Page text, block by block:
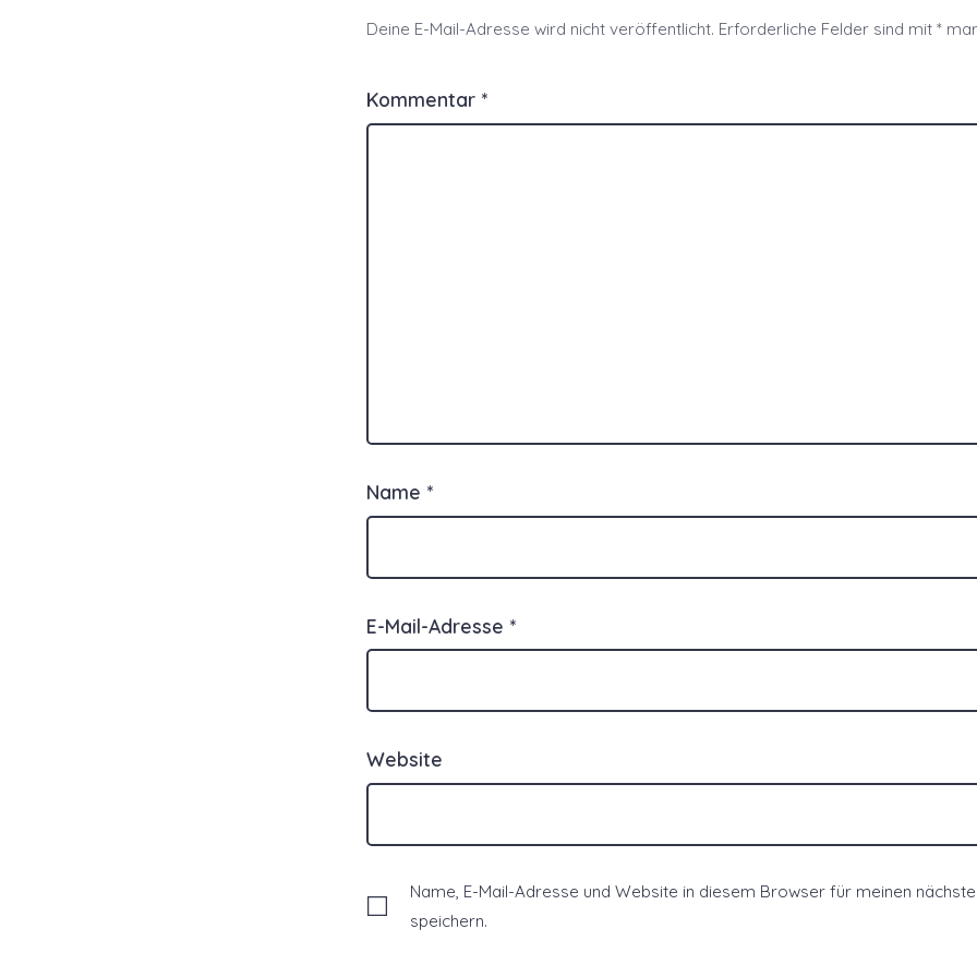
Deine E-Mail-Adresse wird nicht veröffentlicht. Erforderliche Felder sind mit *
Kommentar *
Name *
E-Mail-Adresse *
Website
Name, E-Mail-Adresse und Website in diesem Browser für meinen
speichern.